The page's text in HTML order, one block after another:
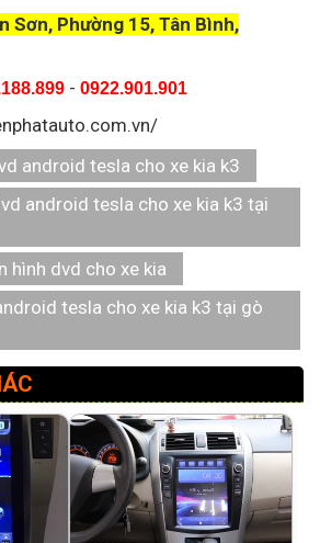
Sơn, Phường 15, Tân Bình,
- 0922.901.901
android tesla cho xe kia k3
android tesla cho xe kia k3 tại
hình dvd cho xe kia
tesla cho xe kia k3 tại gò